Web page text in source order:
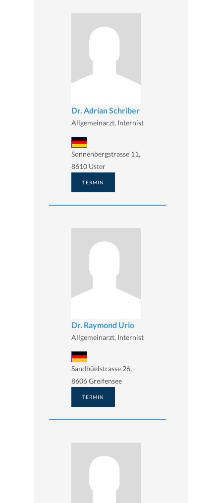
Dr. Adrian Schriber
Allgemeinarzt, Internist
Sonnenbergstrasse 11,
8610 Uster
TERMIN
Dr. Raymond Urio
Allgemeinarzt, Internist
Sandbüelstrasse 26,
8606 Greifensee
TERMIN